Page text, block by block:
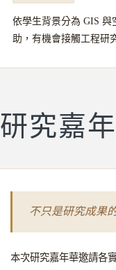
依學生背景分為 GIS
助，有機會接觸工程研
研究嘉
不只是研究成果
本次研究嘉年華邀請各